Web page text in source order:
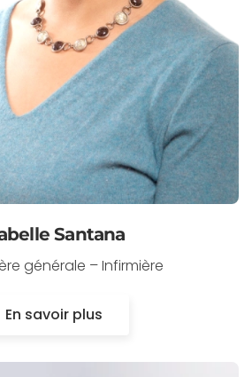
Santana
générale – Infirmière
En savoir plus